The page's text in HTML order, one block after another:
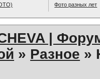
Фото разных лет
|
» Разное »